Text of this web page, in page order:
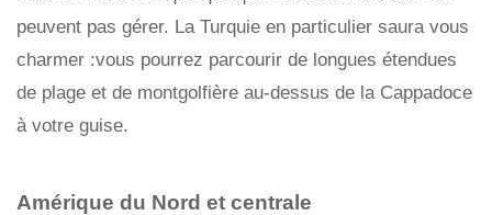
peuvent pas gérer. La Turquie en particulier saura vous
charmer :vous pourrez parcourir de longues étendues
de plage et de montgolfière au-dessus de la Cappadoce
à votre guise.
Amérique du Nord et centrale